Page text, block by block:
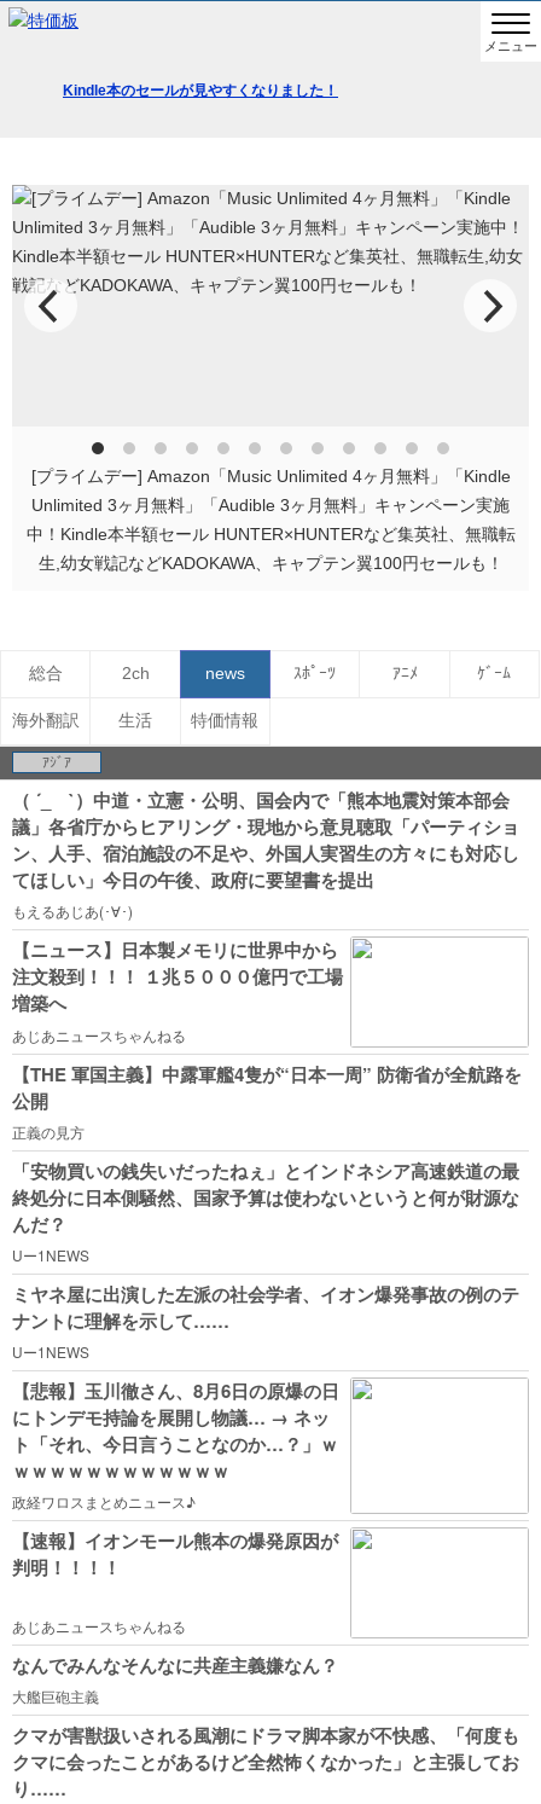
メニュー
Kindle本のセールが見やすくなりました！
[プライムデー] Amazon「Music Unlimited 4ヶ月無料」「Kindle
Unlimited 3ヶ月無料」「Audible 3ヶ月無料」キャンペーン実施
中！Kindle本半額セール HUNTER×HUNTERなど集英社、無職転
生,幼女戦記などKADOKAWA、キャプテン翼100円セールも！
総合 2ch news ｽﾎﾟｰﾂ ｱﾆﾒ ｹﾞｰﾑ
海外翻訳 生活 特価情報
ｱｼﾞｱ
（ ´_ゝ`）中道・立憲・公明、国会内で「熊本地震対策本部会
議」各省庁からヒアリング・現地から意見聴取「パーティショ
ン、人手、宿泊施設の不足や、外国人実習生の方々にも対応し
てほしい」今日の午後、政府に要望書を提出
もえるあじあ(･∀･)
【ニュース】日本製メモリに世界中から
注文殺到！！！ １兆５０００億円で工場
増築へ
あじあニュースちゃんねる
【THE 軍国主義】中露軍艦4隻が“日本一周” 防衛省が全航路を
公開
正義の見方
「安物買いの銭失いだったねぇ」とインドネシア高速鉄道の最
終処分に日本側騒然、国家予算は使わないというと何が財源な
んだ？
Uー1NEWS
ミヤネ屋に出演した左派の社会学者、イオン爆発事故の例のテ
ナントに理解を示して……
Uー1NEWS
【悲報】玉川徹さん、8月6日の原爆の日
にトンデモ持論を展開し物議… → ネッ
ト「それ、今日言うことなのか…？」ｗ
ｗｗｗｗｗｗｗｗｗｗｗｗ
政経ワロスまとめニュース♪
【速報】イオンモール熊本の爆発原因が
判明！！！！
あじあニュースちゃんねる
なんでみんなそんなに共産主義嫌なん？
大艦巨砲主義
クマが害獣扱いされる風潮にドラマ脚本家が不快感、「何度も
クマに会ったことがあるけど全然怖くなかった」と主張してお
り……